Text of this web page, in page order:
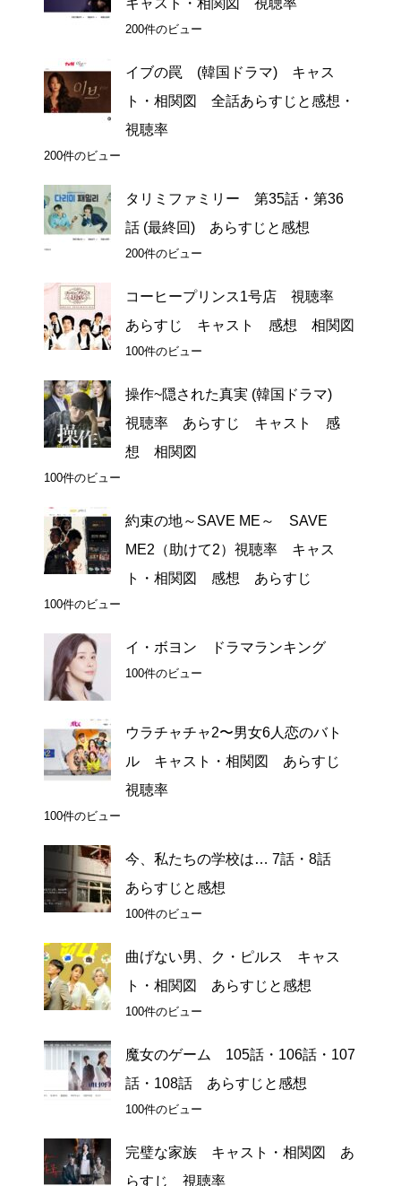
200件のビュー
イブの罠 (韓国ドラマ) キャス
ト・相関図 全話あらすじと感想・
視聴率
200件のビュー
タリミファミリー 第35話・第36
話 (最終回) あらすじと感想
200件のビュー
コーヒープリンス1号店 視聴率
あらすじ キャスト 感想 相関図
100件のビュー
操作~隠された真実 (韓国ドラマ)
視聴率 あらすじ キャスト 感
想 相関図
100件のビュー
約束の地～SAVE ME～ SAVE
ME2（助けて2）視聴率 キャス
ト・相関図 感想 あらすじ
100件のビュー
イ・ボヨン ドラマランキング
100件のビュー
ウラチャチャ2〜男女6人恋のバト
ル キャスト・相関図 あらすじ
視聴率
100件のビュー
今、私たちの学校は… 7話・8話
あらすじと感想
100件のビュー
曲げない男、ク・ピルス キャス
ト・相関図 あらすじと感想
100件のビュー
魔女のゲーム 105話・106話・107
話・108話 あらすじと感想
100件のビュー
完璧な家族 キャスト・相関図 あ
らすじ 視聴率